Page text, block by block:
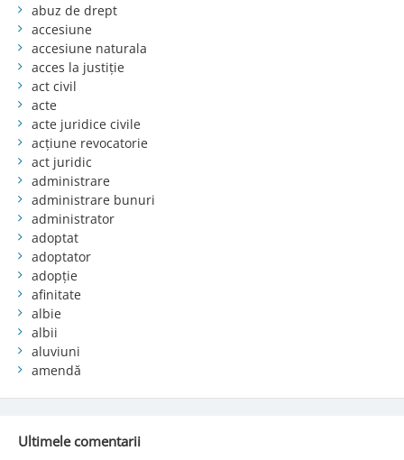
abuz de drept
accesiune
accesiune naturala
acces la justiție
act civil
acte
acte juridice civile
acțiune revocatorie
act juridic
administrare
administrare bunuri
administrator
adoptat
adoptator
adopție
afinitate
albie
albii
aluviuni
amendă
Ultimele comentarii